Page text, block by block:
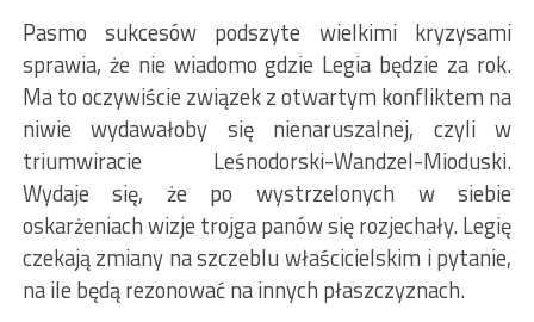
Pasmo sukcesów podszyte wielkimi kryzysami
sprawia, że nie wiadomo gdzie Legia będzie za rok.
Ma to oczywiście związek z otwartym konfliktem na
niwie wydawałoby się nienaruszalnej, czyli w
triumwiracie Leśnodorski-Wandzel-Mioduski.
Wydaje się, że po wystrzelonych w siebie
oskarżeniach wizje trojga panów się rozjechały. Legię
czekają zmiany na szczeblu właścicielskim i pytanie,
na ile będą rezonować na innych płaszczyznach.